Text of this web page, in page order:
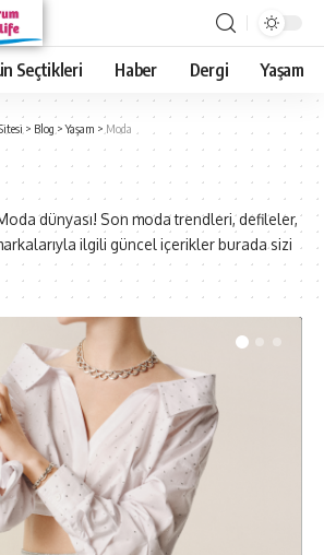
Seçtikleri Haber Dergi Yaşam
> Blog >Yaşam > Moda
dünyası! Son moda trendleri, defileler,
ilgili güncel içerikler burada sizi